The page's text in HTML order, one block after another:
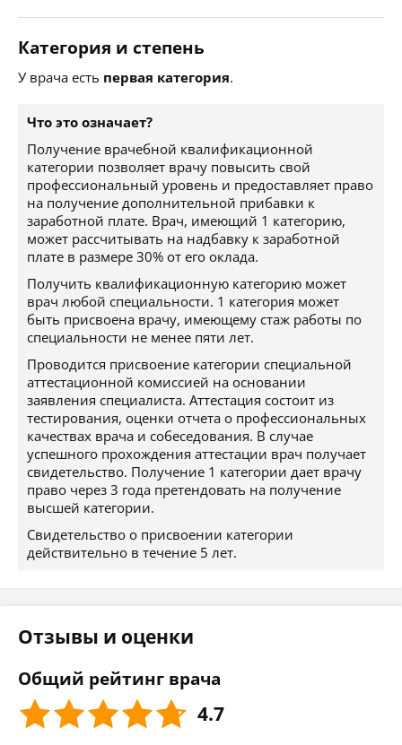
Категория и степень
У врача есть первая категория.
Что это означает?
Получение врачебной квалификационной
категории позволяет врачу повысить свой
профессиональный уровень и предоставляет право
на получение дополнительной прибавки к
заработной плате. Врач, имеющий 1 категорию,
может рассчитывать на надбавку к заработной
плате в размере 30% от его оклада.
Получить квалификационную категорию может
врач любой специальности. 1 категория может
быть присвоена врачу, имеющему стаж работы по
специальности не менее пяти лет.
Проводится присвоение категории специальной
аттестационной комиссией на основании
заявления специалиста. Аттестация состоит из
тестирования, оценки отчета о профессиональных
качествах врача и собеседования. В случае
успешного прохождения аттестации врач получает
свидетельство. Получение 1 категории дает врачу
право через 3 года претендовать на получение
высшей категории.
Свидетельство о присвоении категории
действительно в течение 5 лет.
Отзывы и оценки
Общий рейтинг врача
4.7